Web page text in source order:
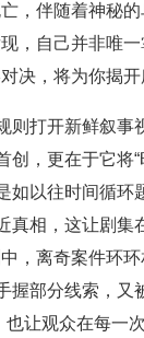
，伴随着神秘
，自己并非唯
决，将为你揭开
则打开新鲜叙事
创，更在于它将
如以往时间循环
真相，这让剧
，离奇案件环环
握部分线索，又
让观众在每一